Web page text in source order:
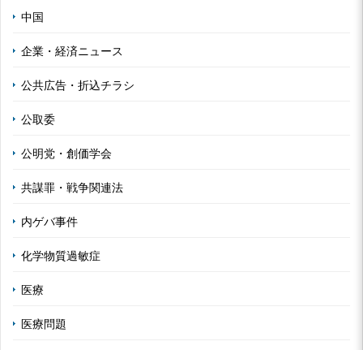
中国
企業・経済ニュース
公共広告・折込チラシ
公取委
公明党・創価学会
共謀罪・戦争関連法
内ゲバ事件
化学物質過敏症
医療
医療問題